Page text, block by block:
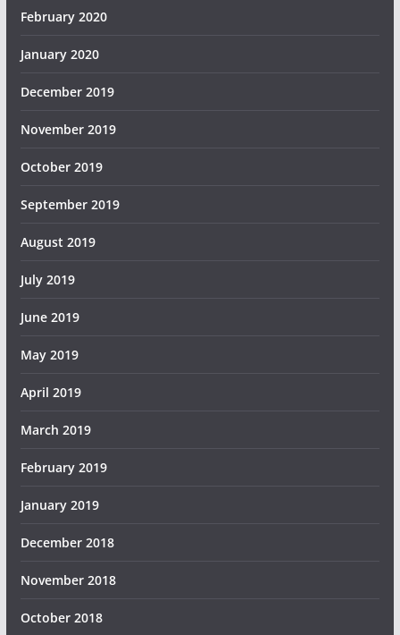
February 2020
January 2020
December 2019
November 2019
October 2019
September 2019
August 2019
July 2019
June 2019
May 2019
April 2019
March 2019
February 2019
January 2019
December 2018
November 2018
October 2018